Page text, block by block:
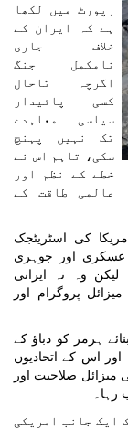
رپورٹ میں لکھا
ہے کہ ایران کے
خلاف جاری
نامکمل جنگ
اگرچہ تاحال
کسی پائیدار
سیاسی معاہدے
تک نہیں پہنچ
سکی، تاہم اس نے
خطے کے نظم اور
عالمی طاقت کے
کی اسٹریٹجک
عسکری اور جوہری
لیکن وہ نہ ایرانی
پروگرام اور
ہرمز کو دباؤ کے
اور اس کے اتحادیوں
میزائل صلاحیت اور
رہا۔
ایک جانب امریکی